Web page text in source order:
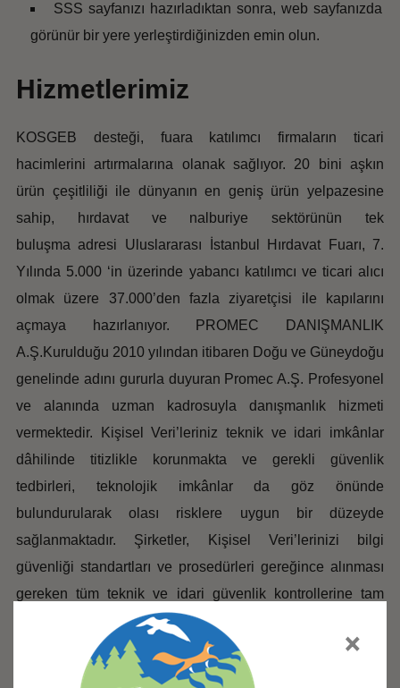
SSS sayfanızı hazırladıktan sonra, web sayfanızda
görünür bir yere yerleştirdiğinizden emin olun.
Hizmetlerimiz
KOSGEB desteği, fuara katılımcı firmaların ticari
hacimlerini artırmalarına olanak sağlıyor. 20 bini aşkın
ürün çeşitliliği ile dünyanın en geniş ürün yelpazesine
sahip, hırdavat ve nalburiye sektörünün tek
buluşma adresi Uluslararası İstanbul Hırdavat Fuarı, 7.
Yılında 5.000 ‘in üzerinde yabancı katılımcı ve ticari alıcı
olmak üzere 37.000’den fazla ziyaretçisi ile kapılarını
açmaya hazırlanıyor. PROMEC DANIŞMANLIK
A.Ş.Kurulduğu 2010 yılından itibaren Doğu ve Güneydoğu
genelinde adını gururla duyuran Promec A.Ş. Profesyonel
ve alanında uzman kadrosuyla danışmanlık hizmeti
vermektedir. Kişisel Veri’leriniz teknik ve idari imkânlar
dâhilinde titizlikle korunmakta ve gerekli güvenlik
tedbirleri, teknolojik imkânlar da göz önünde
bulundurularak olası risklere uygun bir düzeyde
sağlanmaktadır. Şirketler, Kişisel Veri’lerinizi bilgi
güvenliği standartları ve prosedürleri gereğince alınması
gereken tüm teknik ve idari güvenlik kontrollerine tam
uygunlukla korumaktadır. Söz konusu güvenlik tedbirleri,
teknolojik imkânlar da göz önünde bulundurularak
muhtemel riske uygun bir düzeyde sağlanmaktadır.
×